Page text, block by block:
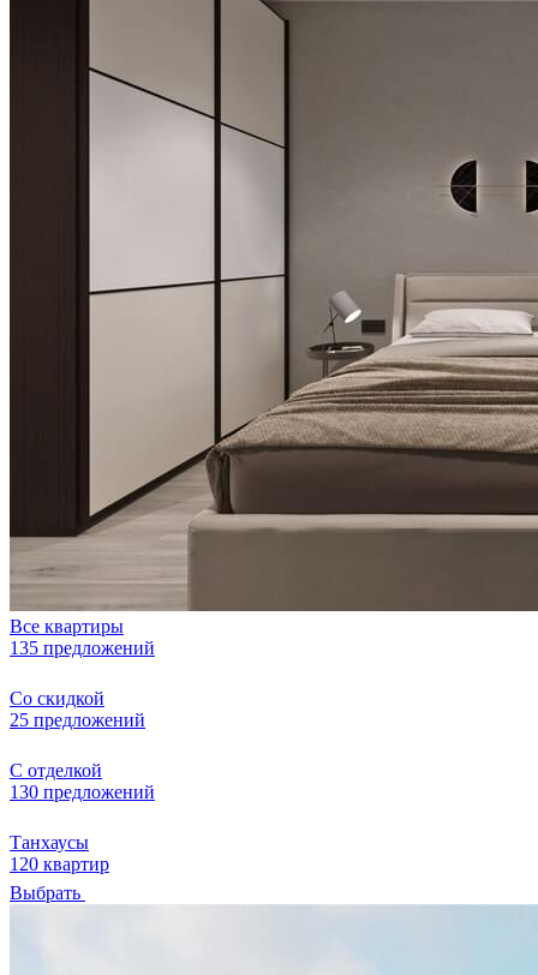
Все квартиры
135 предложений
Со скидкой
25 предложений
С отделкой
130 предложений
Танхаусы
120 квартир
Выбрать